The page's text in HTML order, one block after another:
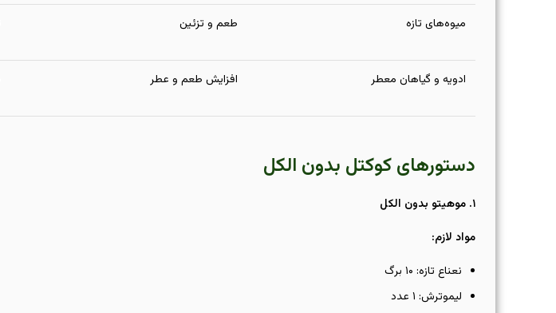
میوه‌های تازه طعم و تزئین
ادویه و گیاهان معطر افزایش طعم و عطر
دستورهای کوکتل بدون الکل
۱. موهیتو بدون الکل
مواد لازم:
نعناع تازه: ۱۰ برگ
لیموترش: ۱ عدد